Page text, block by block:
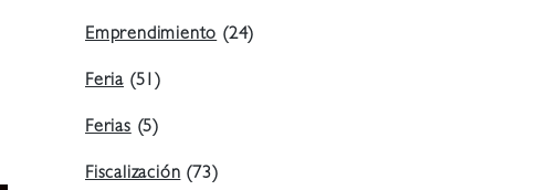
Emprendimiento(24)
Feria (51)
Ferias(5)
Fiscalización(73)